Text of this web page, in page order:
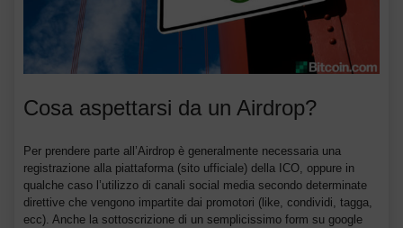
Cosa aspettarsi da un Airdrop?
Per prendere parte all’Airdrop è generalmente necessaria una
registrazione alla piattaforma (sito ufficiale) della ICO, oppure in
qualche caso l’utilizzo di canali social media secondo determinate
direttive che vengono impartite dai promotori (like, condividi, tagga,
ecc). Anche la sottoscrizione di un semplicissimo form su google